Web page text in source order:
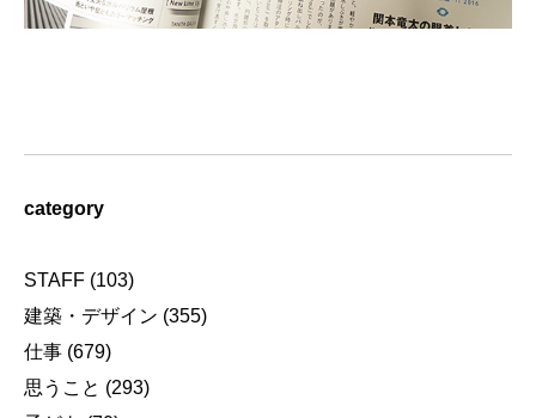
category
STAFF (103)
建築・デザイン (355)
仕事 (679)
思うこと (293)